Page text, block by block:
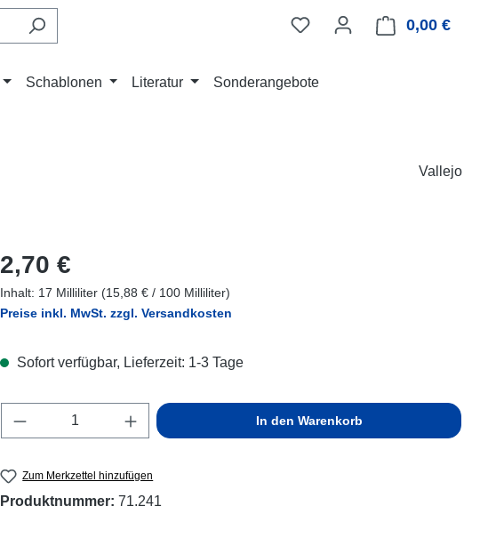
0,00 €
Schablonen Literatur Sonderangebote
Vallejo
Regulärer Preis:
2,70 €
Inhalt: 17 Milliliter (15,88 € / 100 Milliliter)
Preise inkl. MwSt. zzgl. Versandkosten
Sofort verfügbar, Lieferzeit: 1-3 Tage
Produkt Anzahl: Gib den gewünschten Wert ein
In den Warenkorb
Zum Merkzettel hinzufügen
Produktnummer: 71.241